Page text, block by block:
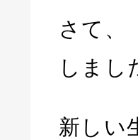
さて、
しまし
新しい